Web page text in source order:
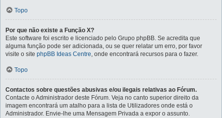
Topo
Por que não existe a Função X?
Este software foi escrito e licenciado pelo Grupo phpBB. Se acredita que
alguma função pode ser adicionada, ou se quer relatar um erro, por favor
visite o site phpBB Ideas Centre, onde encontrará recursos para o fazer.
Topo
Contactos sobre questões abusivas e/ou ilegais relativas ao Fórum.
Contacte o Administrador deste Fórum. Veja no canto superior direito da
imagem encontrará um atalho para a lista de Utilizadores onde está o
Administrador. Envie-lhe uma Mensagem Privada a expor o assunto.